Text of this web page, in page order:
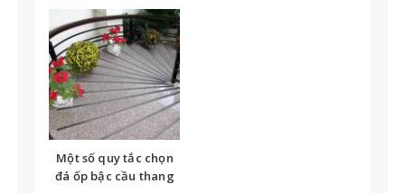
Một số quy tắc chọn
đá ốp bậc cầu thang